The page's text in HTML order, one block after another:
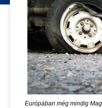
Európában még mindig